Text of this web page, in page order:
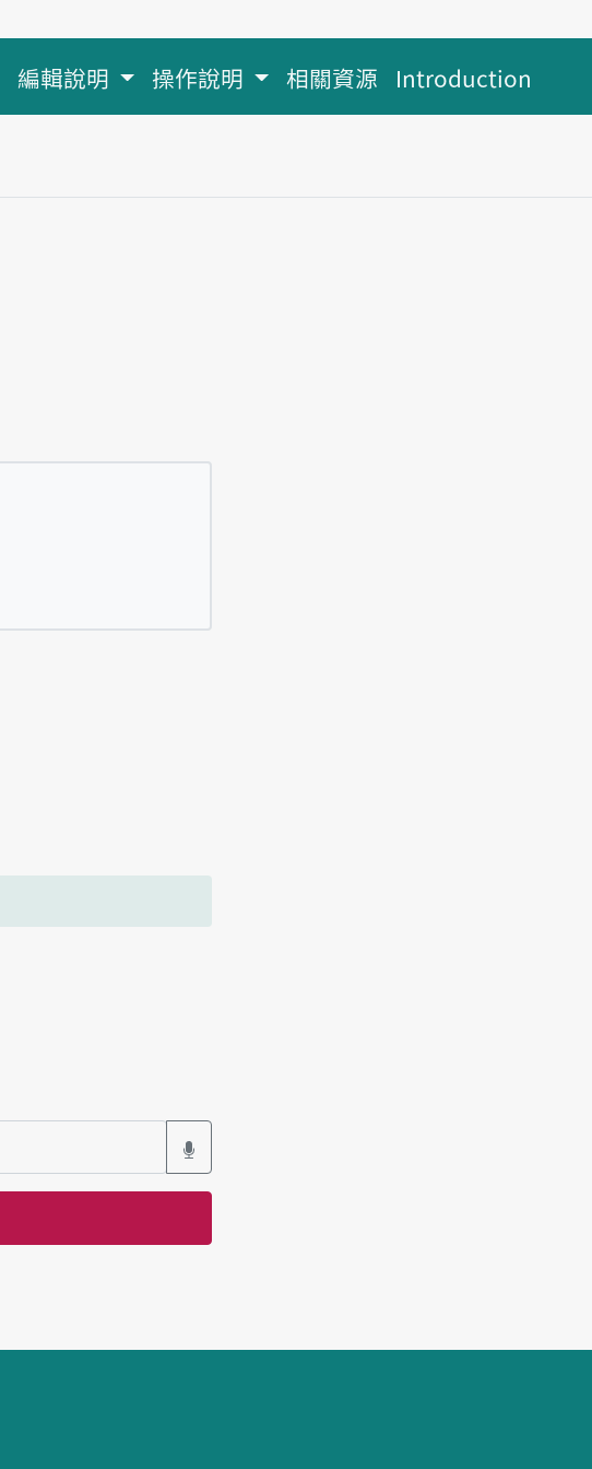
編輯說明 操作說明 相關資源 Introduction